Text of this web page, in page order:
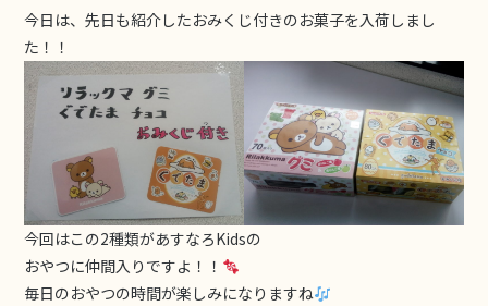
今日は、先日も紹介したおみくじ付きのお菓子を入荷しまし
た！！
今回はこの2種類があすなろKidsの
おやつに仲間入りですよ！！
毎日のおやつの時間が楽しみになりますね